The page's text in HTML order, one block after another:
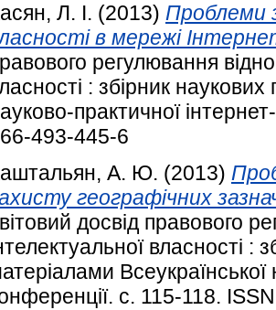
Л. І. (2013) Проблеми
в мережі
регулювання
: збірник
практичної
493-445-6
А. Ю. (2013)
географічних
досвід правового
власності :
Всеукраїнської
с. 115-118.